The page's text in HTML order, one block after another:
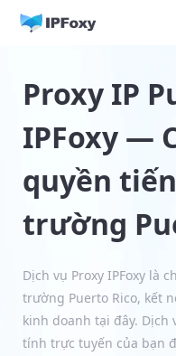
Proxy IP
IPFoxy —
quyền
trường
Dịch vụ Proxy IPFoxy là
trường Puerto Rico, kết
kinh doanh tại đây. Dịch
tính trực tuyến của bạn